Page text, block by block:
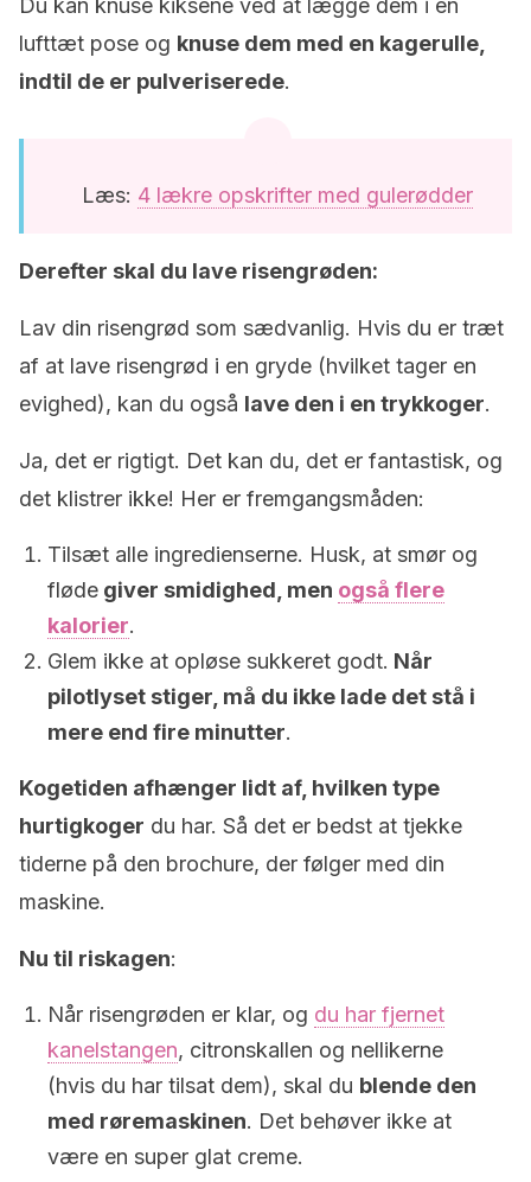
Du kan knuse kiksene ved at lægge dem i en
lufttæt pose og knuse dem med en kagerulle,
indtil de er pulveriserede.
Læs: 4 lækre opskrifter med gulerødder
Derefter skal du lave risengrøden:
Lav din risengrød som sædvanlig. Hvis du er træt
af at lave risengrød i en gryde (hvilket tager en
evighed), kan du også lave den i en trykkoger.
Ja, det er rigtigt. Det kan du, det er fantastisk, og
det klistrer ikke! Her er fremgangsmåden:
Tilsæt alle ingredienserne. Husk, at smør og
fløde giver smidighed, men også flere
kalorier.
Glem ikke at opløse sukkeret godt. Når
pilotlyset stiger, må du ikke lade det stå i
mere end fire minutter.
Kogetiden afhænger lidt af, hvilken type
hurtigkoger du har. Så det er bedst at tjekke
tiderne på den brochure, der følger med din
maskine.
Nu til riskagen:
Når risengrøden er klar, og du har fjernet
kanelstangen, citronskallen og nellikerne
(hvis du har tilsat dem), skal du blende den
med røremaskinen. Det behøver ikke at
være en super glat creme.